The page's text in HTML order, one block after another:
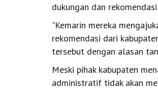
dukungan dan
"Kemarin mereka
rekomendasi dari
tersebut dengan alasan
Meski pihak kabupaten
administratif tidak akan